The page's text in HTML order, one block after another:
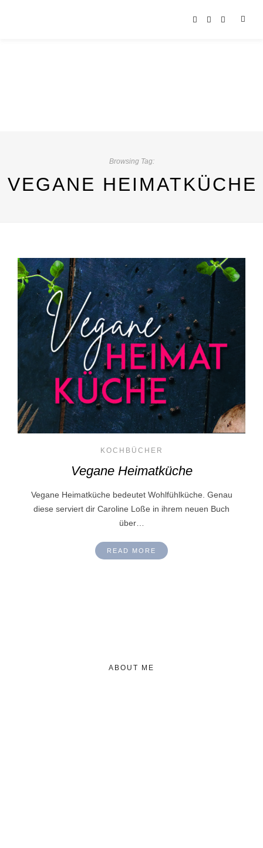
Browsing Tag:
VEGANE HEIMATKÜCHE
KOCHBÜCHER
Vegane Heimatküche
Vegane Heimatküche bedeutet Wohlfühlküche. Genau
diese serviert dir Caroline Loße in ihrem neuen Buch
über…
READ MORE
ABOUT ME